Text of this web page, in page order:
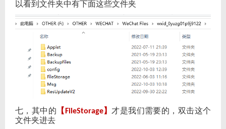
以看到文件夹中有下面这些文件夹
七，其中的 【FileStorage】 才是我们需要的，双击这个
文件夹进去